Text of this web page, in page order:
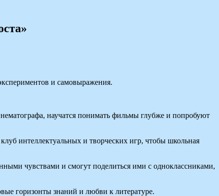
и самовыражения.
научатся понимать фильмы глубже и попробуют
интеллектуальных и творческих игр, чтобы школьная
чувствами и смогут поделиться ими с одноклассниками,
горизонты знаний и любви к литературе.